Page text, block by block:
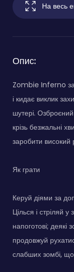
На весь
Опис:
Zombie Inferno
і кидає виклик
шутері.
крізь безжальні
заробити
Як грати
Керуй діями за
Цілься і стріляй
напоготові; деякі
продовжуй
слабших зомбі,